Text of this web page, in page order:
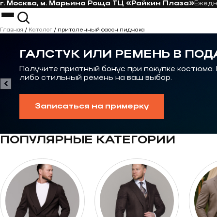
Перейти к контенту
г. Москва, м. Марьина Роща ТЦ «Райкин Плаза»
Костюмы
Костюм на свадьбу
Casual костюм
Костюмы на выпускной
Галстуки
Контакты
Главная / Каталог / приталенный фасон пиджака
ГАЛСТУК ИЛИ РЕМЕНЬ В
Получите приятный бонус при покупке
либо стильный ремень на ваш выбор.
Записаться на примерку
ПОПУЛЯРНЫЕ КАТЕГОРИИ
Перейти к категории Костюмы oversize
Перейти к